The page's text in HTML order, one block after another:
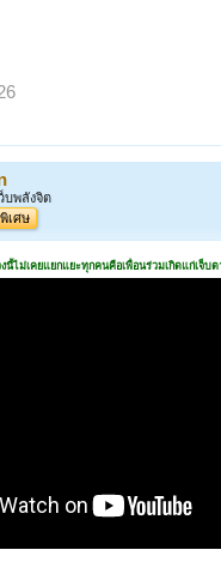
บพลังจิต
เศษ
ไม่เคยแยกแยะทุกคนคือเพื่อนร่วมเกิดแก่เจ็บ